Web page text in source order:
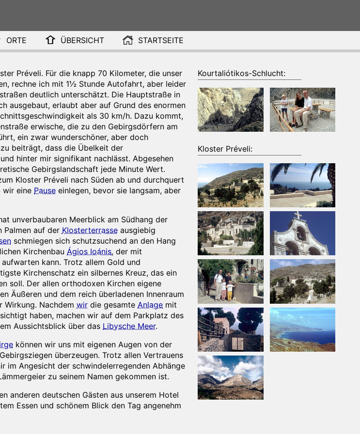
ORTE ÜBERSICHT STARTSEITE
Préveli. Für die knapp 70 Kilometer, die unser
rechne ich mit 1½ Stunde Autofahrt, aber leider
deutlich unterschätzt. Die Hauptstraße in
ausgebaut, erlaubt aber auf Grund des enormen
als 30 km/h. Dazu kommt,
erwische, die zu den Gebirgsdörfern am
ein zwar wunderschöner, aber doch
beiträgt, dass die Übelkeit der
hinter mir signifikant nachlässt. Abgesehen
Gebirgslandschaft jede Minute Wert.
Kloster Préveli nach Süden ab und durchquert
wir eine Pause einlegen, bevor sie langsam, aber
unverbaubaren Meerblick am Südhang der
Palmen auf der Klosterterrasseausgiebig
schmiegen sich schutzsuchend an den Hang
Kirchenbau Ágios Ioánis, der mit
kann. Trotz allem Gold und
Kirchenschatz ein silbernes Kreuz, das ein
soll. Der allen orthodoxen Kirchen eigene
Äußeren und dem reich überladenen Innenraum
Wirkung. Nachdem wir die gesamte Anlage mit
haben, machen wir auf dem Parkplatz des
Aussichtsblick über das Libysche Meer.
können wir uns mit eigenen Augen von der
überzeugen. Trotz allen Vertrauens
im Angesicht der schwindelerregenden Abhänge
zu seinem Namen gekommen ist.
anderen deutschen Gästen aus unserem Hotel
Essen und schönem Blick den Tag angenehm
Kourtaliótikos-Schlucht:
Kloster Préveli: